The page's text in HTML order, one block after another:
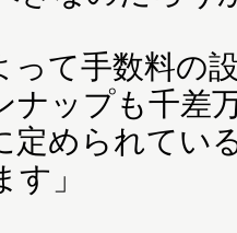
って手数料の
ナップも千差
定められてい
」